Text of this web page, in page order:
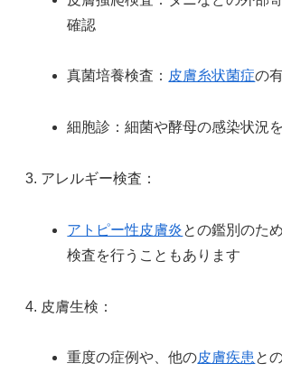
確認
真菌培養検査： 皮膚糸状菌症の
細胞診：細菌や酵母の感染状況
アレルギー検査：
アトピー性皮膚炎との鑑別のた
検査を行うこともあります
皮膚生検：
重度の症例や、他の皮膚疾患 と